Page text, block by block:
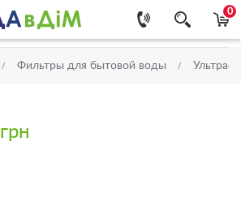
0
Фильтры для бытовой воды
грн